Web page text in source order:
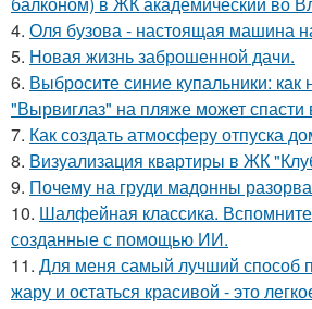
4. Оля бузова - настоящая машина
5. Новая жизнь заброшенной дачи.
6. Выбросите синие купальники: как
"Вырвиглаз" на пляже может спасти
7. Как создать атмосферу отпуска
8. Визуализация квартиры в ЖК
9. Почему на груди мадонны
10. Шалфейная классика.
созданные с помощью ИИ.
11. Для меня самый лучший способ
жару и остаться красивой - это